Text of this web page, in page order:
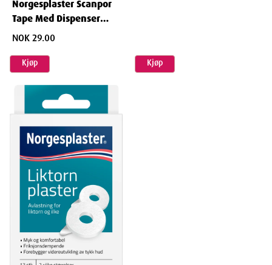
Norgesplaster Scanpor
Tape Med Dispenser
Beige 2,5 cm x 10 m
NOK 29.00
Kjøp Kjøp